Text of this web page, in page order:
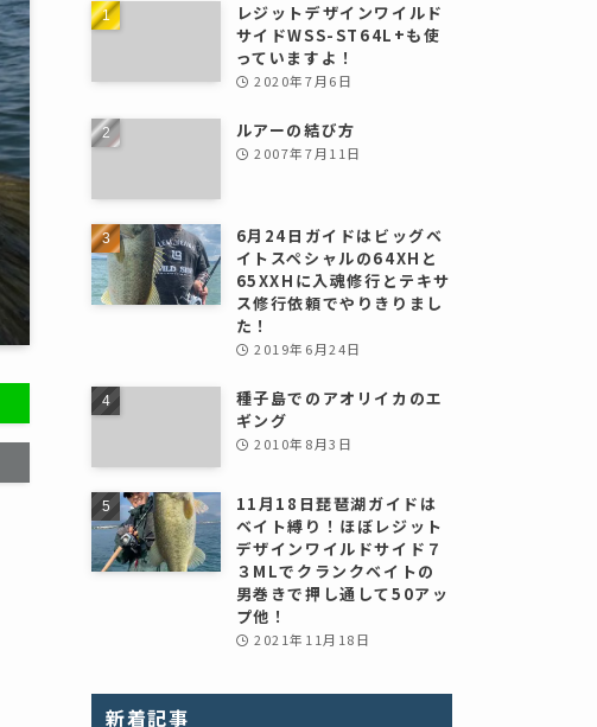
レジットデザインワイルド
サイドWSS-ST64L+も使
っていますよ！
2020年7月6日
ルアーの結び方
2007年7月11日
6月24日ガイドはビッグベ
イトスペシャルの64XHと
65XXHに入魂修行とテキサ
ス修行依頼でやりきりまし
た！
2019年6月24日
種子島でのアオリイカのエ
ギング
2010年8月3日
11月18日琵琶湖ガイドは
ベイト縛り！ほぼレジット
デザインワイルドサイド７
３MLでクランクベイトの
男巻きで押し通して50アッ
プ他！
2021年11月18日
新着記事